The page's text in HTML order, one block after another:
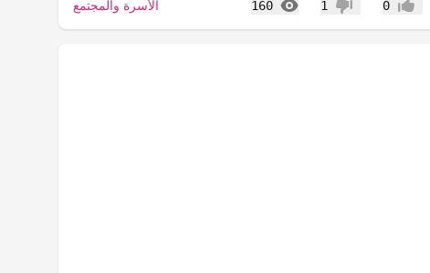
إعجاب0 عدم إعجاب
1
160
المشاهدات الأسرة والمجتمع